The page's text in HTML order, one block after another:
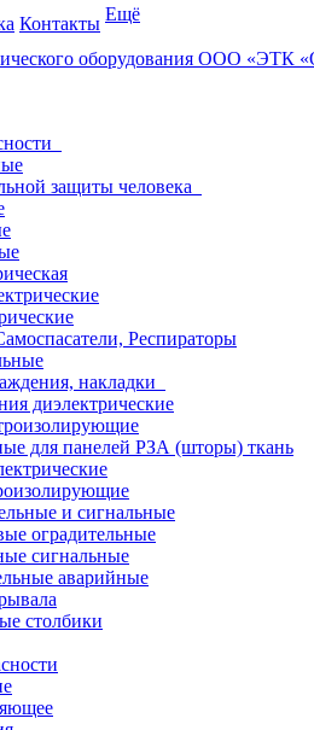
Контакты Ещё
защиты человека
Респираторы
накладки
диэлектрические
для панелей РЗА (шторы) ткань
и сигнальные
оградительные
сигнальные
аварийные
столбики